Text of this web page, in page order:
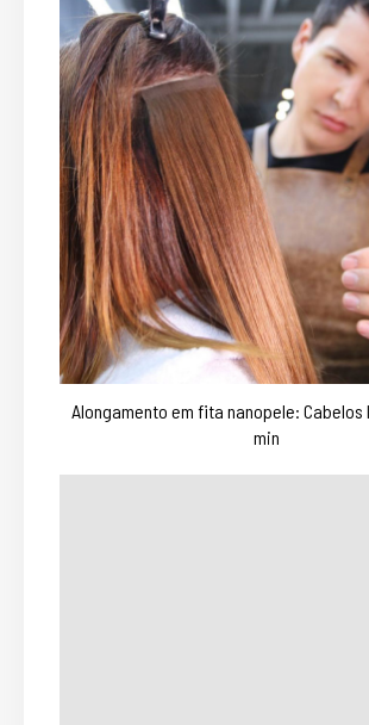
Alongamento em fita nanopele: Cabelos
min